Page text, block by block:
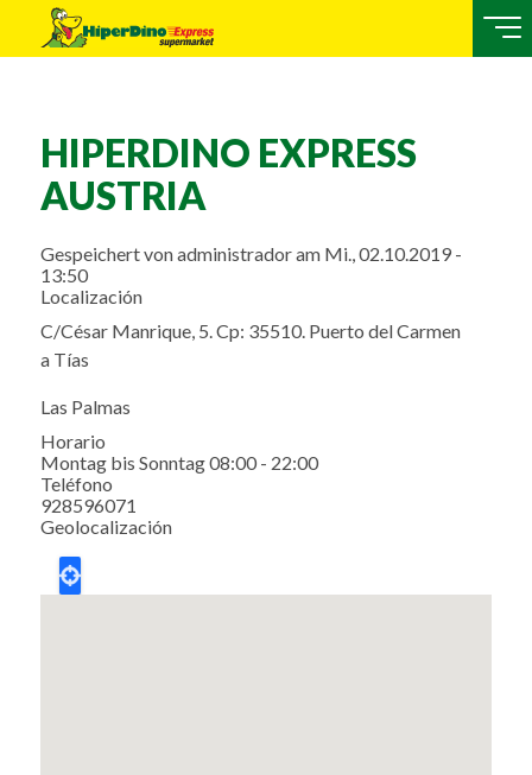
HIPERDINO EXPRESS
AUSTRIA
Gespeichert vonadministradoram Mi., 02.10.2019 -
13:50
Localización
C/César Manrique, 5. Cp: 35510. Puerto del Carmen
a Tías
Las Palmas
Horario
Montag bis Sonntag 08:00 - 22:00
Teléfono
928596071
Geolocalización